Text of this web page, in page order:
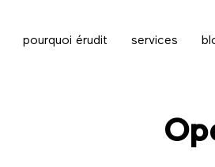
pourquoi érudit services